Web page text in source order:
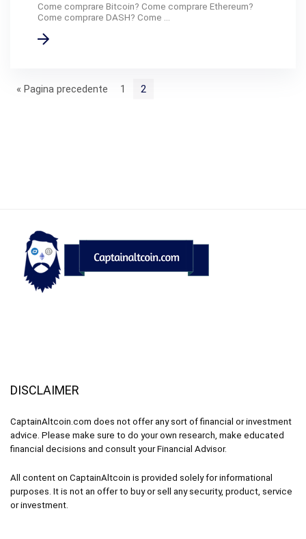
Come comprare Bitcoin? Come comprare Ethereum?
Come comprare DASH? Come ...
« Pagina precedente 1 2
DISCLAIMER
CaptainAltcoin.com does not offer any sort of financial or investment
advice. Please make sure to do your own research, make educated
financial decisions and consult your Financial Advisor.
All content on CaptainAltcoin is provided solely for informational
purposes. It is not an offer to buy or sell any security, product, service
or investment.